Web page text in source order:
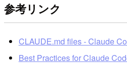
参考リンク
CLAUDE.md files - Claude
Best Practices for Claude